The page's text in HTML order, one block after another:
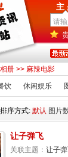
主
相册 >> 麻辣电影
饮 休闲娱乐
序方式: 默认 图片
让子弹飞
关联主题： 让子